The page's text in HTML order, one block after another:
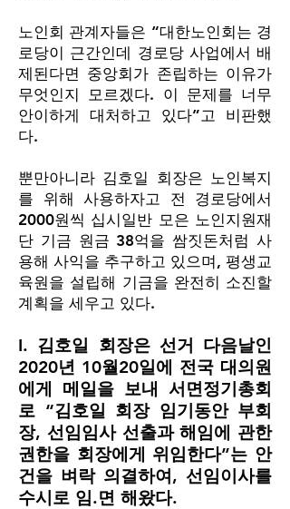
노인회 관계자들은 “대한노인회는 경
로당이 근간인데 경로당 사업에서 배
제된다면 중앙회가 존립하는 이유가
무엇인지 모르겠다. 이 문제를 너무
안이하게 대처하고 있다”고 비판했
다.
뿐만아니라 김호일 회장은 노인복지
를 위해 사용하자고 전 경로당에서
2000원씩 십시일반 모은 노인지원재
단 기금 원금 38억을 쌈짓돈처럼 사
용해 사익을 추구하고 있으며, 평생교
육원을 설립해 기금을 완전히 소진할
계획을 세우고 있다.
I. 김호일 회장은 선거 다음날인
2020년 10월20일에 전국 대의원
에게 메일을 보내 서면정기총회
로 “김호일 회장 임기동안 부회
장, 선임임사 선출과 해임에 관한
권한을 회장에게 위임한다”는 안
건을 벼락 의결하여, 선임이사를
수시로 임.면 해왔다.